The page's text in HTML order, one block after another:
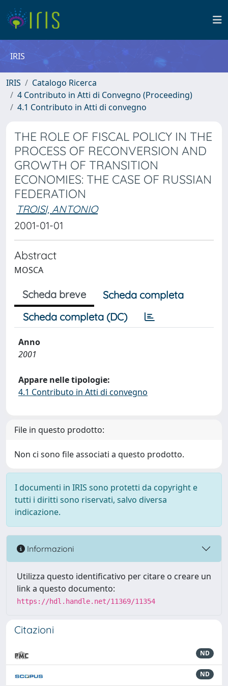
IRIS
IRIS
Catalogo Ricerca
4 Contributo in Atti di Convegno (Proceeding)
4.1 Contributo in Atti di convegno
THE ROLE OF FISCAL POLICY IN THE
PROCESS OF RECONVERSION AND
GROWTH OF TRANSITION
ECONOMIES: THE CASE OF RUSSIAN
FEDERATION
TROISI, ANTONIO
2001-01-01
Abstract
MOSCA
Scheda breve
Scheda completa
Scheda completa (DC)
Anno
2001
Appare nelle tipologie:
4.1 Contributo in Atti di convegno
File in questo prodotto:
Non ci sono file associati a questo prodotto.
I documenti in IRIS sono protetti da copyright e
tutti i diritti sono riservati, salvo diversa
indicazione.
Informazioni
Utilizza questo identificativo per citare o creare un
link a questo documento:
https://hdl.handle.net/11369/11354
Citazioni
ND
ND